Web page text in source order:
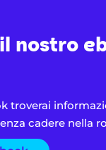
nostro
troverai
cadere nella